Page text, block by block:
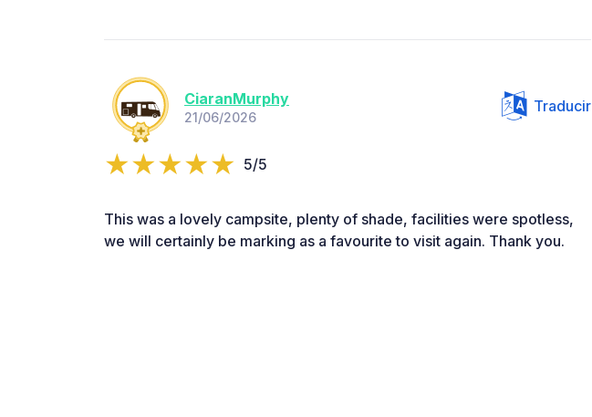
CiaranMurphy
21/06/2026
Traducir
5/5
This was a lovely campsite, plenty of shade, facilities were spotless,
we will certainly be marking as a favourite to visit again. Thank you.